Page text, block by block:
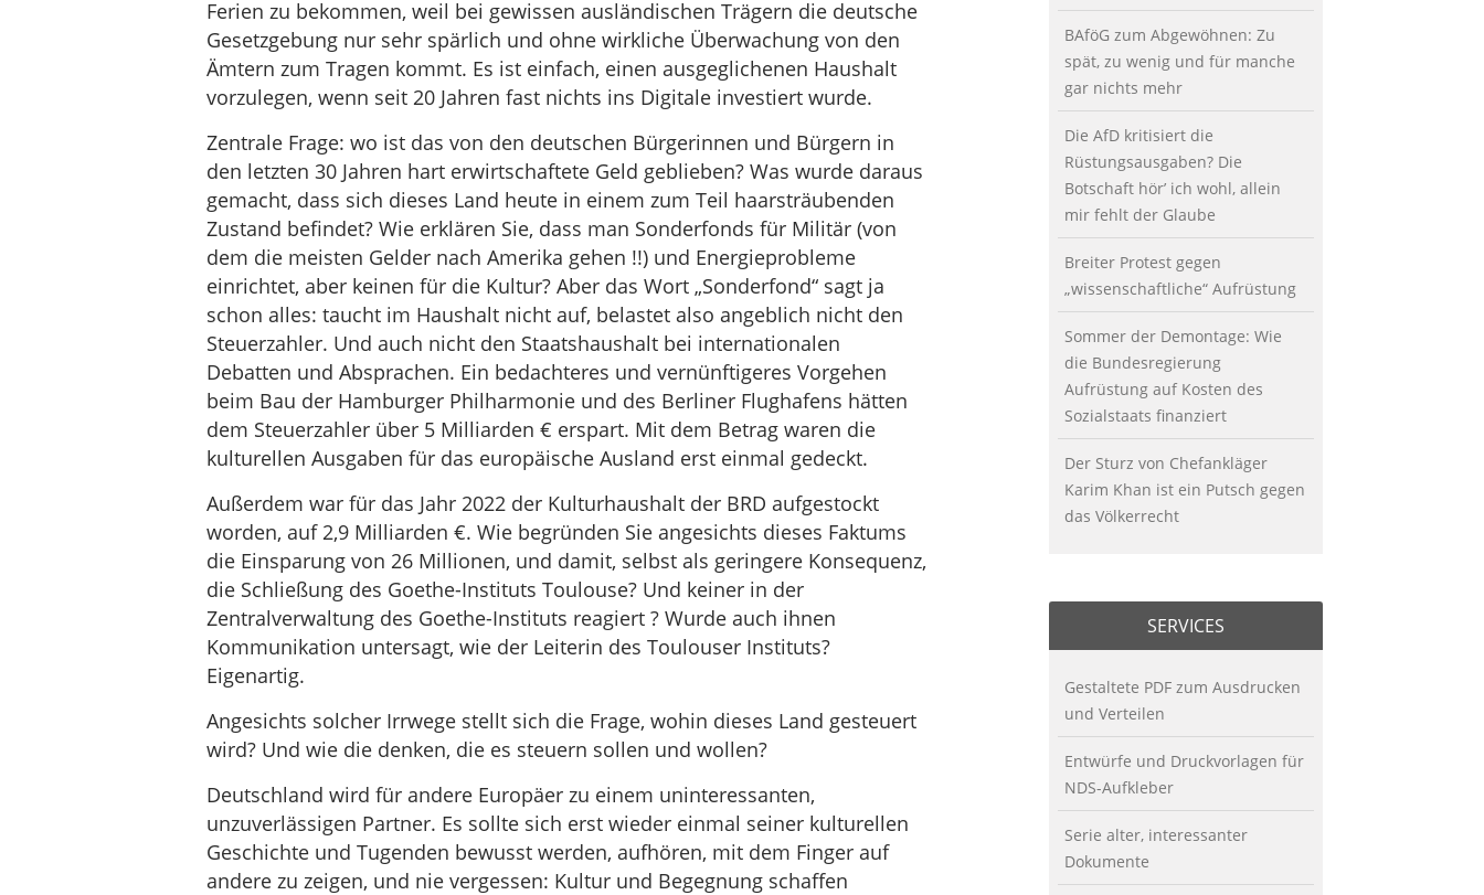
Ferien zu bekommen, weil bei gewissen ausländischen Trägern die deutsche
Gesetzgebung nur sehr spärlich und ohne wirkliche Überwachung von den
Ämtern zum Tragen kommt. Es ist einfach, einen ausgeglichenen Haushalt
vorzulegen, wenn seit 20 Jahren fast nichts ins Digitale investiert wurde.
Zentrale Frage: wo ist das von den deutschen Bürgerinnen und Bürgern in
den letzten 30 Jahren hart erwirtschaftete Geld geblieben? Was wurde daraus
gemacht, dass sich dieses Land heute in einem zum Teil haarsträubenden
Zustand befindet? Wie erklären Sie, dass man Sonderfonds für Militär (von
dem die meisten Gelder nach Amerika gehen !!) und Energieprobleme
einrichtet, aber keinen für die Kultur? Aber das Wort „Sonderfond“ sagt ja
schon alles: taucht im Haushalt nicht auf, belastet also angeblich nicht den
Steuerzahler. Und auch nicht den Staatshaushalt bei internationalen
Debatten und Absprachen. Ein bedachteres und vernünftigeres Vorgehen
beim Bau der Hamburger Philharmonie und des Berliner Flughafens hätten
dem Steuerzahler über 5 Milliarden € erspart. Mit dem Betrag waren die
kulturellen Ausgaben für das europäische Ausland erst einmal gedeckt.
Außerdem war für das Jahr 2022 der Kulturhaushalt der BRD aufgestockt
worden, auf 2,9 Milliarden €. Wie begründen Sie angesichts dieses Faktums
die Einsparung von 26 Millionen, und damit, selbst als geringere Konsequenz,
die Schließung des Goethe-Instituts Toulouse? Und keiner in der
Zentralverwaltung des Goethe-Instituts reagiert ? Wurde auch ihnen
Kommunikation untersagt, wie der Leiterin des Toulouser Instituts?
Eigenartig.
Angesichts solcher Irrwege stellt sich die Frage, wohin dieses Land gesteuert
wird? Und wie die denken, die es steuern sollen und wollen?
Deutschland wird für andere Europäer zu einem uninteressanten,
unzuverlässigen Partner. Es sollte sich erst wieder einmal seiner kulturellen
Geschichte und Tugenden bewusst werden, aufhören, mit dem Finger auf
andere zu zeigen, und nie vergessen: Kultur und Begegnung schaffen
BAföG zum Abgewöhnen: Zu
spät, zu wenig und für manche
gar nichts mehr
Die AfD kritisiert die
Rüstungsausgaben? Die
Botschaft hör’ ich wohl, allein
mir fehlt der Glaube
Breiter Protest gegen
„wissenschaftliche“ Aufrüstung
Sommer der Demontage: Wie
die Bundesregierung
Aufrüstung auf Kosten des
Sozialstaats finanziert
Der Sturz von Chefankläger
Karim Khan ist ein Putsch gegen
das Völkerrecht
SERVICES
Gestaltete PDF zum Ausdrucken
und Verteilen
Entwürfe und Druckvorlagen für
NDS-Aufkleber
Serie alter, interessanter
Dokumente